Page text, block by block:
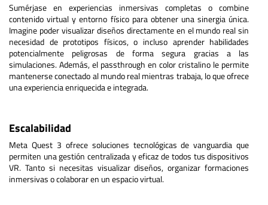
Sumérjase en experiencias inmersivas completas o combine
contenido virtual y entorno físico para obtener una sinergia única.
Imagine poder visualizar diseños directamente en el mundo real sin
necesidad de prototipos físicos, o incluso aprender habilidades
potencialmente peligrosas de forma segura gracias a las
simulaciones. Además, el passthrough en color cristalino le permite
mantenerse conectado al mundo real mientras trabaja, lo que ofrece
una experiencia enriquecida e integrada.
Escalabilidad
Meta Quest 3 ofrece soluciones tecnológicas de vanguardia que
permiten una gestión centralizada y eficaz de todos tus dispositivos
VR. Tanto si necesitas visualizar diseños, organizar formaciones
inmersivas o colaborar en un espacio virtual.